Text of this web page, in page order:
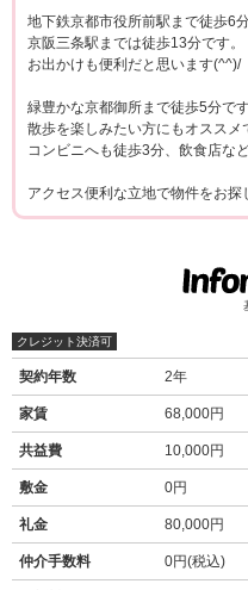
地下鉄京都市役所前駅まで徒歩6分
京阪三条駅までは徒歩13分です。
お出かけも便利だと思います(^^)/
緑豊かな京都御所まで徒歩5分で
散歩を楽しみたい方にもオススメ
コンビニへも徒歩3分、飲食店な
アクセス便利な立地で物件をお
クレジット決済可
契約年数 2年
家賃 68,000円
共益費 10,000円
敷金 0円
礼金 80,000円
仲介手数料 0円(税込)